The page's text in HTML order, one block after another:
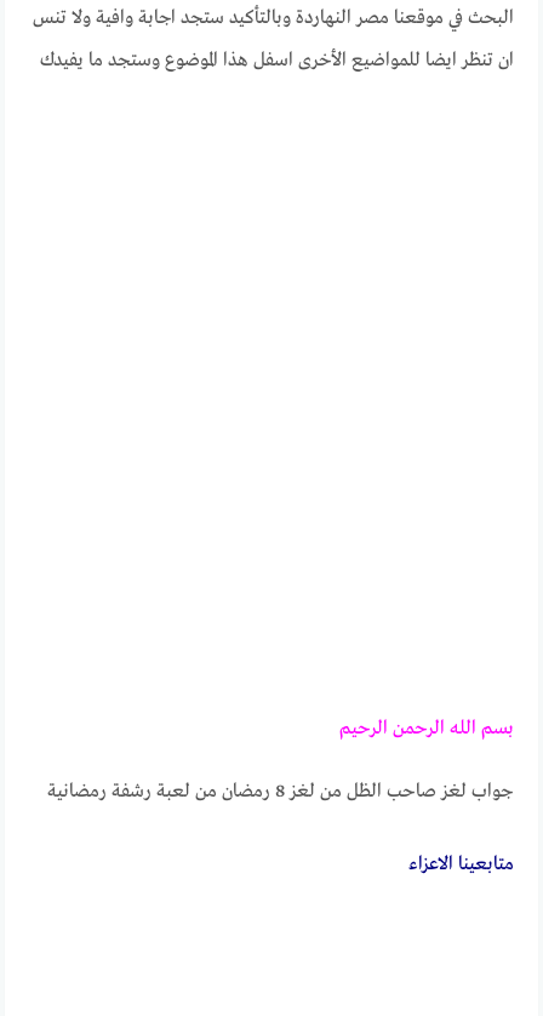
البحث في موقعنا مصر النهاردة وبالتأكيد ستجد اجابة وافية ولا تنس
ان تنظر ايضا للمواضيع الأخرى اسفل هذا الموضوع وستجد ما يفيدك
بسم الله الرحمن الرحيم
جواب لغز صاحب الظل من لغز 8 رمضان من لعبة رشفة رمضانية
متابعــــينا الاعزاء